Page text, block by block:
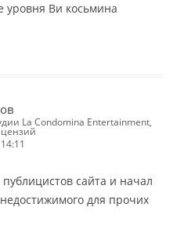
уровня Ви косьмина
сайта и начал
для прочих